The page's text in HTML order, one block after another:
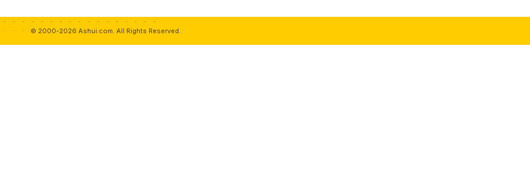
© 2000-2026 Ashui.com. All Rights Reserved.